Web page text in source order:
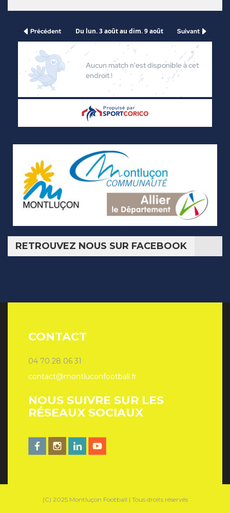
RETROUVEZ NOUS SUR FACEBOOK
CONTACT
04 70 28 06 31
contact@montluconfootball.fr
NOUS SUIVRE SUR LES
RÉSEAUX SOCIAUX
(C) 2025 Montluçon Football | Tous droits réservés